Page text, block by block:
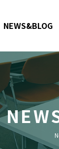
NEWS&BLOG